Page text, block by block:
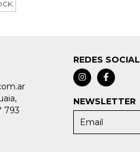
793
REDES
NEWSLETTER